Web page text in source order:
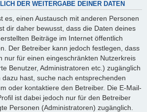
DER WEITERGABE DEINER DATEN
es, einen Austausch mit anderen Personen
dir daher bewusst, dass die Daten deines
Beiträge im Internet öffentlich
Der Betreiber kann jedoch festlegen, dass
nur für einen eingeschränkten Nutzerkreis
Benutzer, Administratoren etc.) zugänglich
hast, suche nach entsprechenden
oder kontaktiere den Betreiber. Die E-Mail-
ist dabei jedoch nur für den Betreiber
Personen (Administratoren) zugänglich.